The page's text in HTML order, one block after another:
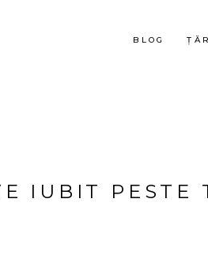
BLOG
IUBIT